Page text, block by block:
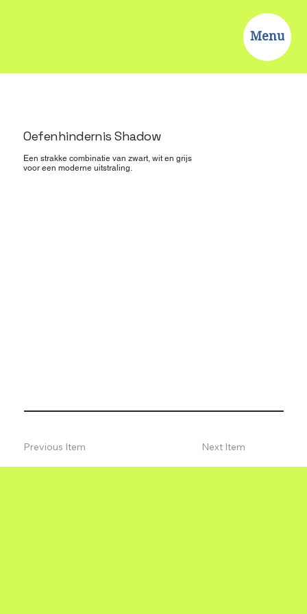
Menu
Oefenhindernis Shadow
Een strakke combinatie van zwart, wit en grijs
voor een moderne uitstraling.
Previous Item Next Item